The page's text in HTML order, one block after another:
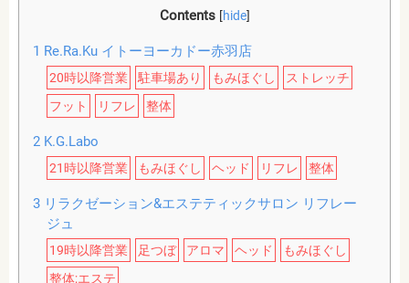
Contents [hide]
1 Re.Ra.Ku イトーヨーカドー赤羽店
20時以降営業 駐車場あり もみほぐし
ストレッチ
フット
リフレ 整体
2K.G.Labo
21時以降営業 もみほぐし ヘッド リフレ 整体
3リラクゼーション&エステティックサロン リフレー
ジュ
19時以降営業 足つぼ アロマ ヘッド
もみほぐし
整体;エステ